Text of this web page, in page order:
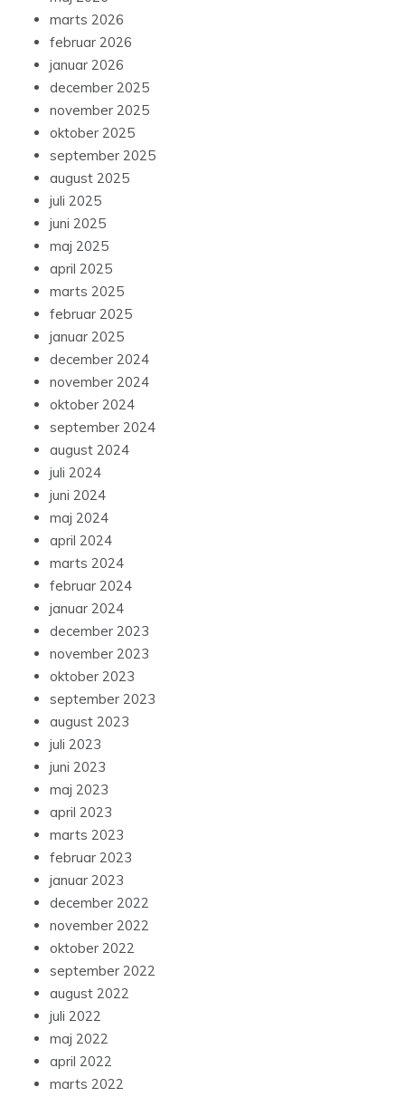
marts 2026
februar 2026
januar 2026
december 2025
november 2025
oktober 2025
september 2025
august 2025
juli 2025
juni 2025
maj 2025
april 2025
marts 2025
februar 2025
januar 2025
december 2024
november 2024
oktober 2024
september 2024
august 2024
juli 2024
juni 2024
maj 2024
april 2024
marts 2024
februar 2024
januar 2024
december 2023
november 2023
oktober 2023
september 2023
august 2023
juli 2023
juni 2023
maj 2023
april 2023
marts 2023
februar 2023
januar 2023
december 2022
november 2022
oktober 2022
september 2022
august 2022
juli 2022
maj 2022
april 2022
marts 2022